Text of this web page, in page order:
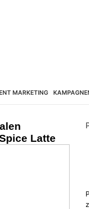
MARKETING
Latte